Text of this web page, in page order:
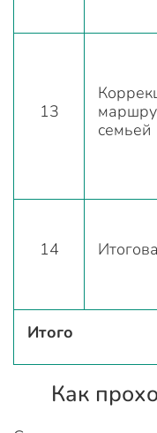
13
семьей
14
Итого
Как